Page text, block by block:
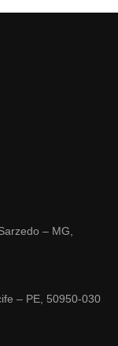
– MG,
– PE, 50950-030